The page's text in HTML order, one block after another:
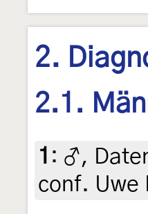
2.
2.1.
1 : ♂,
conf. Uwe